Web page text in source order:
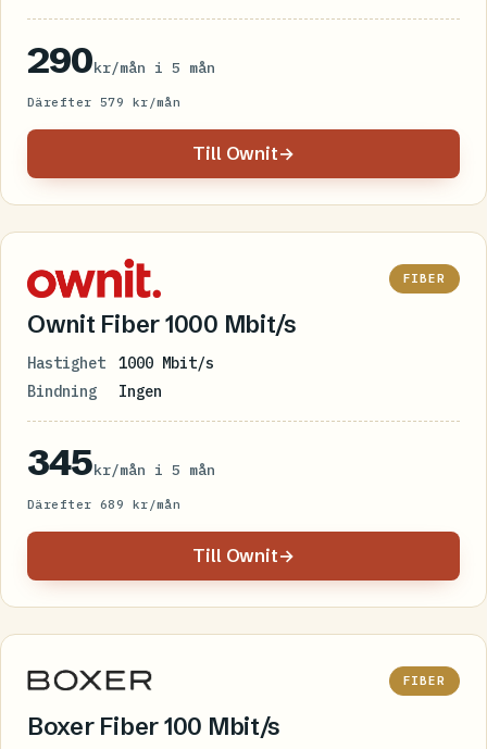
290kr/mån i 5 mån
Därefter 579 kr/mån
Till Ownit→
FIBER
Ownit Fiber 1000 Mbit/s
Hastighet
1000 Mbit/s
Bindning
Ingen
345kr/mån i 5 mån
Därefter 689 kr/mån
Till Ownit→
FIBER
Boxer Fiber 100 Mbit/s